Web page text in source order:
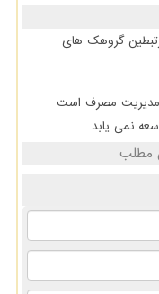
مرتبطین گروهک های
مدیریت مصرف است
نمی یابد
مطلب